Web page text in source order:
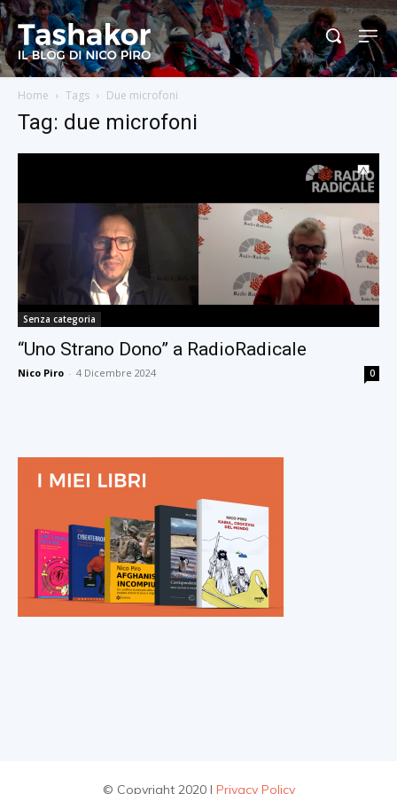
Home Tags Due microfoni
Tag: due microfoni
Senza categoria
“Uno Strano Dono” a RadioRadicale
Nico Piro - 4 Dicembre 2024 0
© Copyright 2020 | Privacy Policy